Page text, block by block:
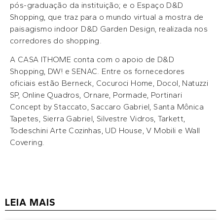
pós-graduação da instituição; e o Espaço D&D
Shopping, que traz para o mundo virtual a mostra de
paisagismo indoor D&D Garden Design, realizada nos
corredores do shopping.
A CASA ITHOME conta com o apoio de D&D
Shopping, DW! e SENAC. Entre os fornecedores
oficiais estão Berneck, Cocuroci Home, Docol, Natuzzi
SP, Online Quadros, Ornare, Pormade, Portinari
Concept by Staccato, Saccaro Gabriel, Santa Mônica
Tapetes, Sierra Gabriel, Silvestre Vidros, Tarkett,
Todeschini Arte Cozinhas, UD House, V Mobili e Wall
Covering.
LEIA MAIS